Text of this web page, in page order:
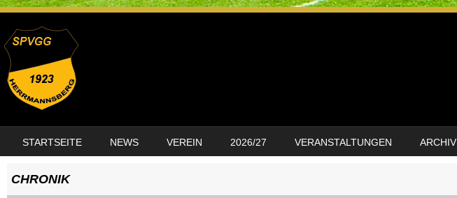
MENU
STARTSEITE NEWS VEREIN 2026/27 VERANSTALTUNGEN ARCHIV
CHRONIK